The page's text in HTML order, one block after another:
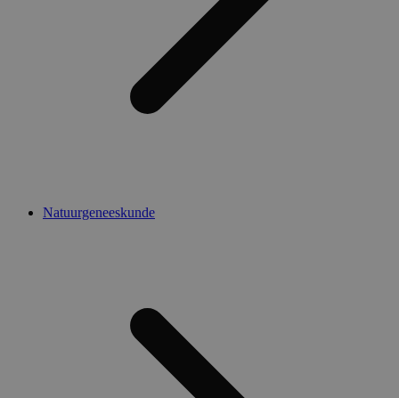
Natuurgeneeskunde